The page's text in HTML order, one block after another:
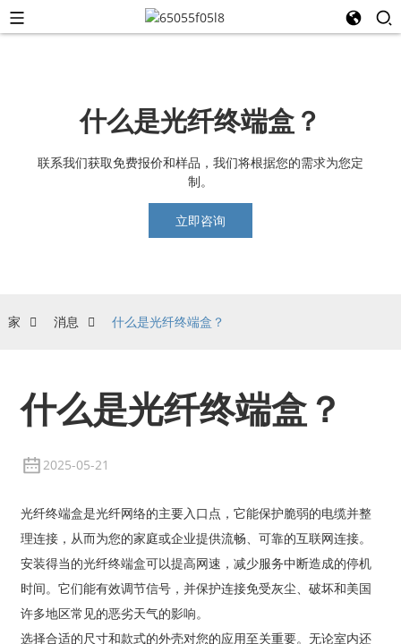
什么是光纤终端盒？
联系我们获取免费报价和样品，我们将根据您的需求为您定
制。
立即咨询
家 消息 什么是光纤终端盒？
什么是光纤终端盒？
2025-05-21
光纤终端盒是光纤网络的主要入口点，它能保护脆弱的电缆并整
理连接，从而为您的家庭或企业提供流畅、可靠的互联网连接。
安装得当的光纤终端盒可以提高网速，减少服务中断造成的停机
时间。它们能有效调节信号，并保护连接免受灰尘、破坏和美国
许多地区常见的恶劣天气的影响。
选择合适的尺寸和款式的外壳对您的应用至关重要。无论室内还